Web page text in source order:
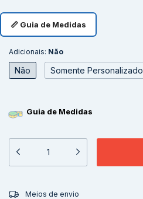
📏 Guia de Medidas
Adicionais: Não
Não Somente Personalizado
Guia de Medidas
Entregas para o CEP:
Meios de envio